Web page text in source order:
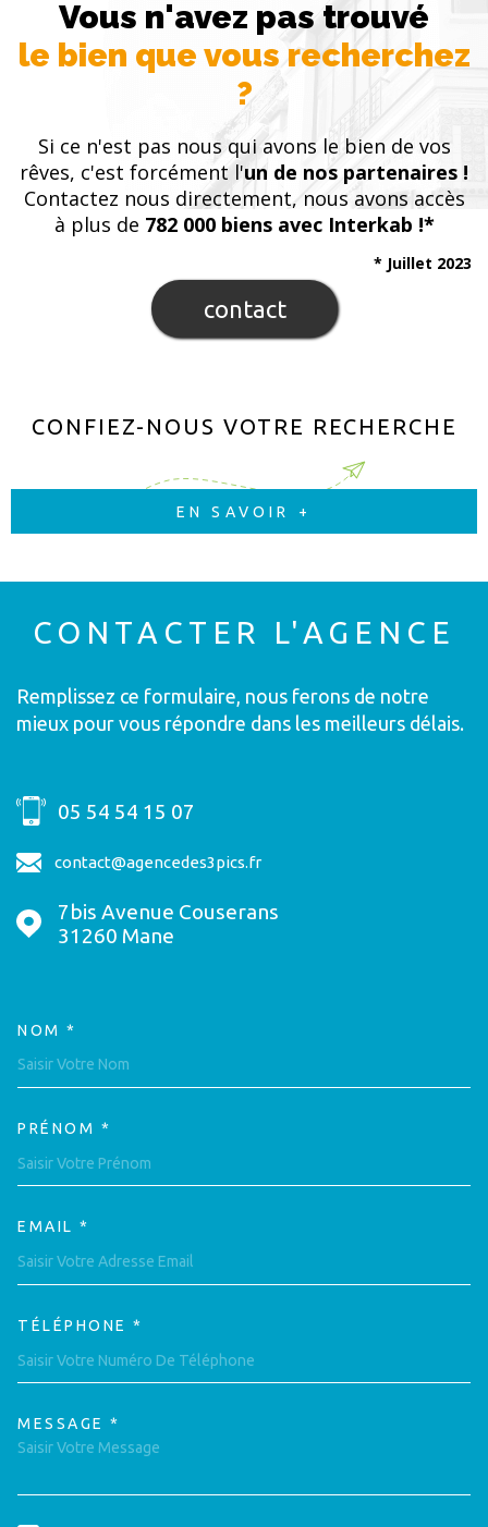
Vous n'avez pas trouvé
le bien que vous recherchez
?
Si ce n'est pas nous qui avons le bien de vos
rêves, c'est forcément l'un de nos partenaires !
Contactez nous directement, nous avons accès
à plus de 782 000 biens avec Interkab !*
contact
* Juillet 2023
CONFIEZ-NOUS VOTRE RECHERCHE
EN SAVOIR +
CONTACTER L'AGENCE
Remplissez ce formulaire, nous ferons de notre
mieux pour vous répondre dans les meilleurs délais.
05 54 54 15 07
contact@agencedes3pics.fr
7bis Avenue Couserans
31260
Mane
NOM *
PRÉNOM *
EMAIL *
TÉLÉPHONE *
MESSAGE *